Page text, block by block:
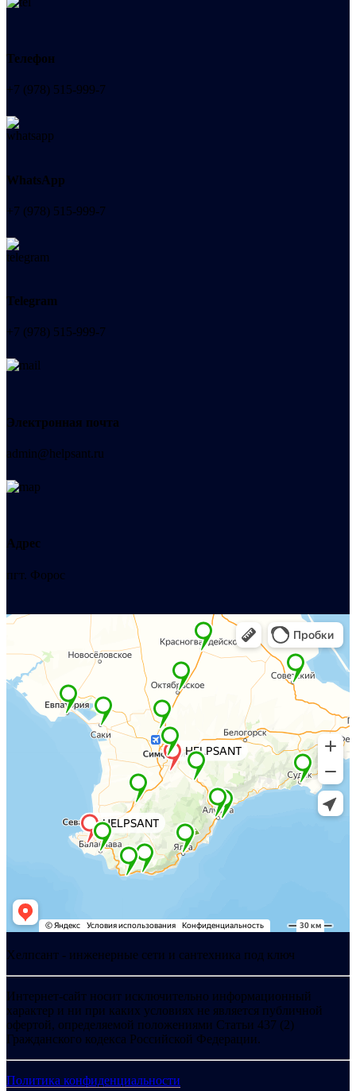
Телефон
+7 (978) 515-999-7
WhatsApp
+7 (978) 515-999-7
Telegram
+7 (978) 515-999-7
Электронная почта
admin@helpsant.ru
Адрес
пгт. Форос
Хелпсант - инженерные сети и сантехника под ключ
Интернет-сайт носит исключительно информационный
характер и ни при каких условиях не является публичной
офертой, определяемой положениями Статьи 437 (2)
Гражданского кодекса Российской Федерации.
Политика конфиденциальности